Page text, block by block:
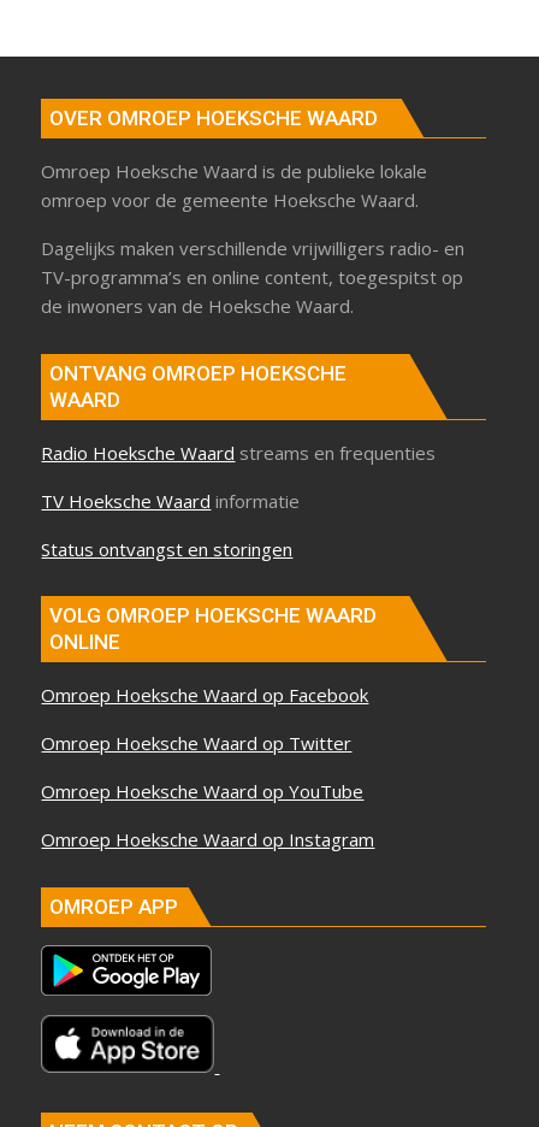
OVER OMROEP HOEKSCHE WAARD
Omroep Hoeksche Waard is de publieke lokale
omroep voor de gemeente Hoeksche Waard.
Dagelijks maken verschillende vrijwilligers radio- en
TV-programma’s en online content, toegespitst op
de inwoners van de Hoeksche Waard.
ONTVANG OMROEP HOEKSCHE
WAARD
Radio Hoeksche Waard streams en frequenties
TV Hoeksche Waard informatie
Status ontvangst en storingen
VOLG OMROEP HOEKSCHE WAARD
ONLINE
Omroep Hoeksche Waard op Facebook
Omroep Hoeksche Waard op Twitter
Omroep Hoeksche Waard op YouTube
Omroep Hoeksche Waard op Instagram
OMROEP APP